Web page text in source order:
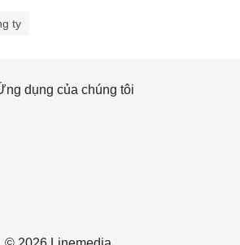
ty
dụng của chúng tôi